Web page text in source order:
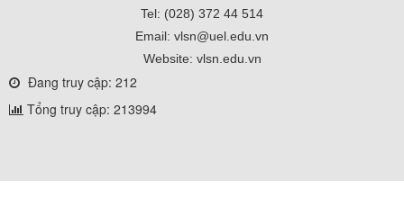
Tel: (028) 372 44 514
Email: vlsn@uel.edu.vn
Website: vlsn.edu.vn
Đang truy cập: 212
Tổng truy cập: 213994